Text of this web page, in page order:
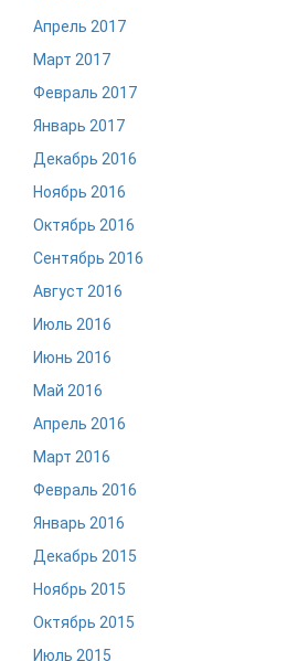
Апрель 2017
Март 2017
Февраль 2017
Январь 2017
Декабрь 2016
Ноябрь 2016
Октябрь 2016
Сентябрь 2016
Август 2016
Июль 2016
Июнь 2016
Май 2016
Апрель 2016
Март 2016
Февраль 2016
Январь 2016
Декабрь 2015
Ноябрь 2015
Октябрь 2015
Июль 2015